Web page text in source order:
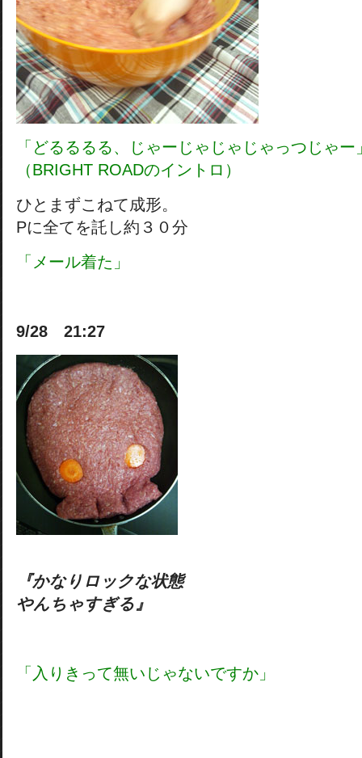
「どるるるる、じゃーじゃじゃじゃっつじゃー
（BRIGHT ROADのイントロ）
ひとまずこねて成形。
Pに全てを託し約３０分
「メール着た」
9/28 21:27
『かなりロックな状態
やんちゃすぎる』
「入りきって無いじゃないですか」